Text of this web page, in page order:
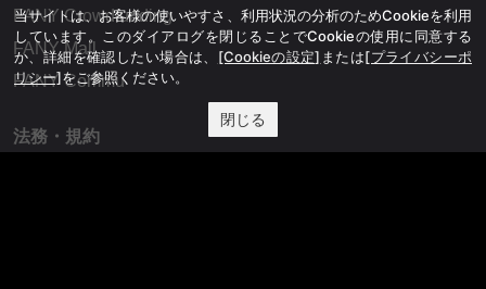
FANY Crowdfunding
FANY Mall
FANY Commu
法務・規約
当サイトは、お客様の使いやすさ、利用状況の分析のためCookieを利用
しています。このダイアログを閉じることでCookieの使用に同意する
か、詳細を確認したい場合は、 [Cookieの設定] または[プライバシーポ
リシー]をご参照ください。
閉じる